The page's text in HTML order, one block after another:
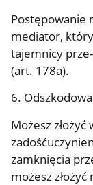
Postępowanie
mediator,
tajemnicy
(art. 178a).
6.
Możesz
zamknięcia
możesz